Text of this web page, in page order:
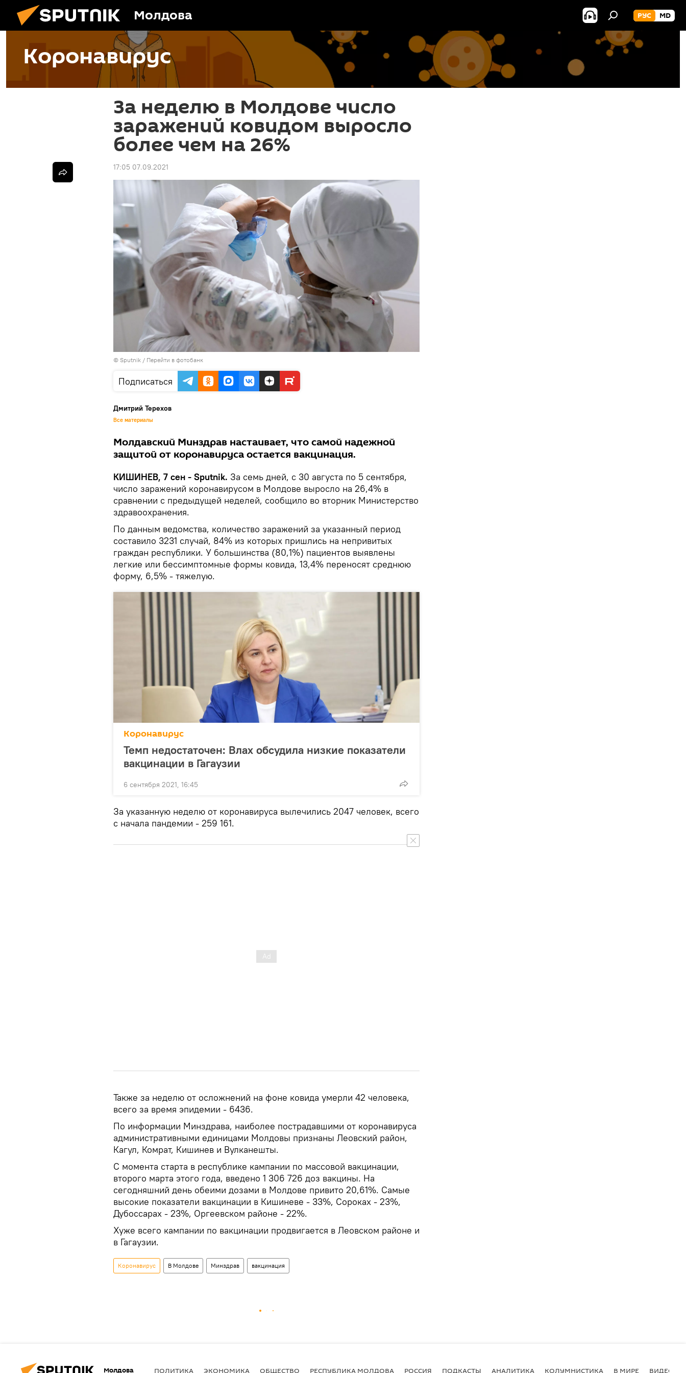
Молдова РУС MD
Коронавирус
За неделю в Молдове число
заражений ковидом выросло
более чем на 26%
17:05 07.09.2021
© Sputnik / Перейти в фотобанк
Подписаться
Дмитрий Терехов
Все материалы
Молдавский Минздрав настаивает, что самой надежной
защитой от коронавируса остается вакцинация.
КИШИНЕВ, 7 сен - Sputnik. За семь дней, с 30 августа по 5 сентября,
число заражений коронавирусом в Молдове выросло на 26,4% в
сравнении с предыдущей неделей, сообщило во вторник Министерство
здравоохранения.
По данным ведомства, количество заражений за указанный период
составило 3231 случай, 84% из которых пришлись на непривитых
граждан республики. У большинства (80,1%) пациентов выявлены
легкие или бессимптомные формы ковида, 13,4% переносят среднюю
форму, 6,5% - тяжелую.
Коронавирус
Темп недостаточен: Влах обсудила низкие показатели
вакцинации в Гагаузии
6 сентября 2021, 16:45
За указанную неделю от коронавируса вылечились 2047 человек, всего
с начала пандемии - 259 161.
Также за неделю от осложнений на фоне ковида умерли 42 человека,
всего за время эпидемии - 6436.
По информации Минздрава, наиболее пострадавшими от коронавируса
административными единицами Молдовы признаны Леовский район,
Кагул, Комрат, Кишинев и Вулканешты.
С момента старта в республике кампании по массовой вакцинации,
второго марта этого года, введено 1 306 726 доз вакцины. На
сегодняшний день обеими дозами в Молдове привито 20,61%. Самые
высокие показатели вакцинации в Кишиневе - 33%, Сороках - 23%,
Дубоссарах - 23%, Оргеевском районе - 22%.
Хуже всего кампании по вакцинации продвигается в Леовском районе и
в Гагаузии.
Коронавирус В Молдове Минздрав вакцинация
Молдова ПОЛИТИКА ЭКОНОМИКА ОБЩЕСТВО РЕСПУБЛИКА МОЛДОВА РОССИЯ ПОДКАСТЫ АНАЛИТИКА КОЛУМНИСТИКА В МИРЕ ВИДЕО